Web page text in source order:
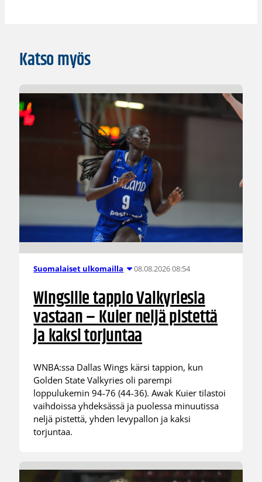
Katso myös
Suomalaiset ulkomailla 08.08.2026 08:54
Wingsille tappio Valkyriesia
vastaan – Kuier neljä pistettä
ja kaksi torjuntaa
WNBA:ssa Dallas Wings kärsi tappion, kun
Golden State Valkyries oli parempi
loppulukemin 94-76 (44-36). Awak Kuier tilastoi
vaihdoissa yhdeksässä ja puolessa minuutissa
neljä pistettä, yhden levypallon ja kaksi
torjuntaa.